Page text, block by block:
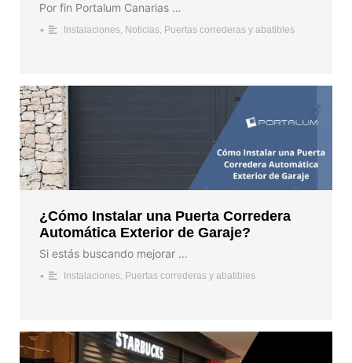
Por fin Portalum Canarias …
• Instalaciones, Noticias, Puertas correderas y abatibles
¿Cómo Instalar una Puerta Corredera
Automática Exterior de Garaje?
Si estás buscando mejorar …
• Instalaciones, Puertas correderas y abatibles